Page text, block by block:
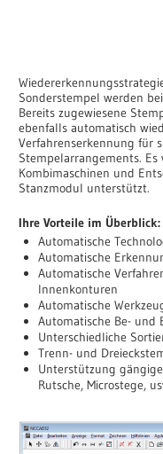
Sonderstempel werden
Bereits zugewiesene
ebenfalls automatisch
Verfahrenserkennung für
Stempelarrangements.
Kombimaschinen und
Stanzmodul unterstützt.
Ihre Vorteile im Überblick:
Automatische
Automatische
Automatische
Innenkonturen
Automatische
Automatische Be- und
Unterschiedliche
Trenn- und
Unterstützung
Rutsche, Microstege,